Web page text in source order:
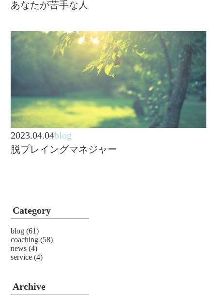
Category
blog (61)
coaching (58)
news (4)
service (4)
Archive
あなたが苦手な人
2023.04.04blog
脱プレイングマネジャー